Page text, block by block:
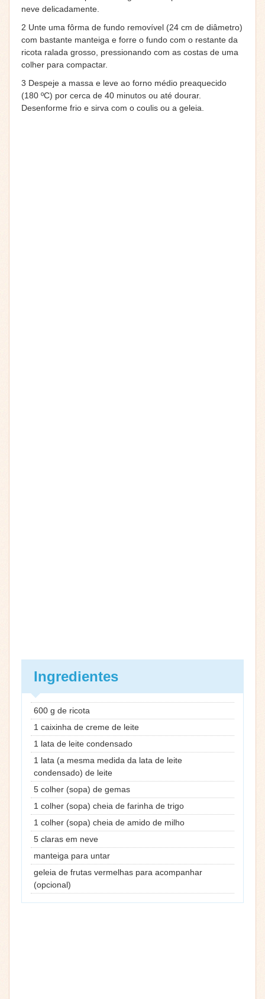
neve delicadamente.
2 Unte uma fôrma de fundo removível (24 cm de diâmetro)
com bastante manteiga e forre o fundo com o restante da
ricota ralada grosso, pressionando com as costas de uma
colher para compactar.
3 Despeje a massa e leve ao forno médio preaquecido
(180 ºC) por cerca de 40 minutos ou até dourar.
Desenforme frio e sirva com o coulis ou a geleia.
Ingredientes
600 g de ricota
1 caixinha de creme de leite
1 lata de leite condensado
1 lata (a mesma medida da lata de leite
condensado) de leite
5 colher (sopa) de gemas
1 colher (sopa) cheia de farinha de trigo
1 colher (sopa) cheia de amido de milho
5 claras em neve
manteiga para untar
geleia de frutas vermelhas para acompanhar
(opcional)